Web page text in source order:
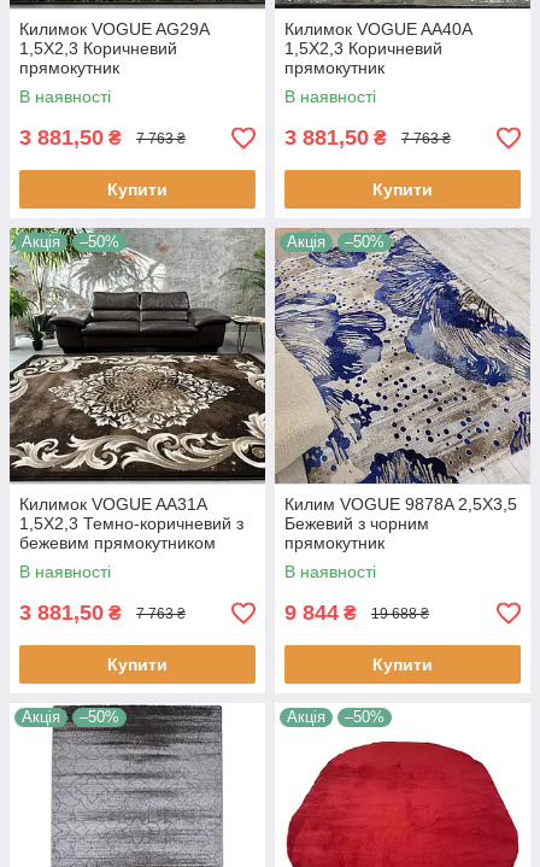
Килимок VOGUE AG29A
1,5Х2,3 Коричневий
прямокутник
В наявності
3 881,50 ₴ 7 763 ₴
Купити
Килимок VOGUE AA40A
1,5Х2,3 Коричневий
прямокутник
В наявності
3 881,50 ₴ 7 763 ₴
Купити
Акція –50%
Килимок VOGUE AA31A
1,5Х2,3 Темно-коричневий з
бежевим прямокутником
В наявності
3 881,50 ₴ 7 763 ₴
Купити
Акція –50%
Килим VOGUE 9878A 2,5Х3,5
Бежевий з чорним
прямокутник
В наявності
9 844 ₴ 19 688 ₴
Купити
Акція –50% Акція –50%